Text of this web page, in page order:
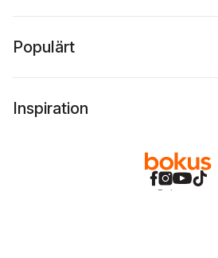
Populärt
Inspiration
Bokus